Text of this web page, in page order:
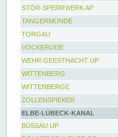
STÖR-SPERRWERK AP
TANGERMÜNDE
TORGAU
VOCKERODE
WEHR GEESTHACHT UP
WITTENBERG
WITTENBERGE
ZOLLENSPIEKER
ELBE-LÜBECK-KANAL
BÜSSAU UP